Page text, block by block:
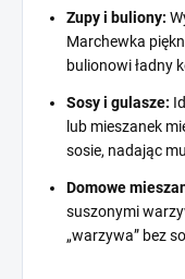
Zupy i buliony:
Marchewka
bulionowi ładny
Sosy i gulasze:
lub mieszanek
sosie, nadając
Domowe
suszonymi
„warzywa” bez